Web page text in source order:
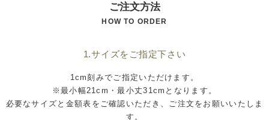
ご注文方法
HOW TO ORDER
1.サイズをご指定下さい
1cm刻みでご指定いただけます。
※最小幅21cm・最小丈31cmとなります。
必要なサイズと金額表をご確認いただき、ご注文をお願いいたしま
す。